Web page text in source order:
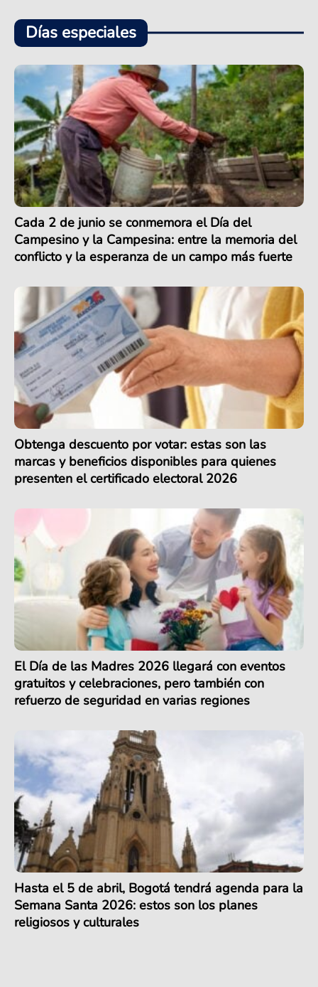
Días especiales
Cada 2 de junio se conmemora el Día del
Campesino y la Campesina: entre la memoria del
conflicto y la esperanza de un campo más fuerte
Obtenga descuento por votar: estas son las
marcas y beneficios disponibles para quienes
presenten el certificado electoral 2026
El Día de las Madres 2026 llegará con eventos
gratuitos y celebraciones, pero también con
refuerzo de seguridad en varias regiones
Hasta el 5 de abril, Bogotá tendrá agenda para la
Semana Santa 2026: estos son los planes
religiosos y culturales